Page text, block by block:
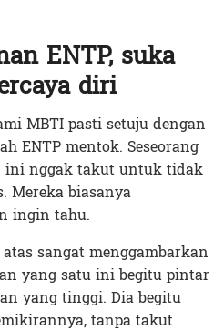
ENTP, suka
diri
MBTI pasti setuju dengan
ENTP mentok. Seseorang
ininggak takut untuk tidak
Mereka biasanya
ingin tahu.
sangat menggambarkan
yang satu ini begitu pintar
yang tinggi. Dia begitu
tanpa takut